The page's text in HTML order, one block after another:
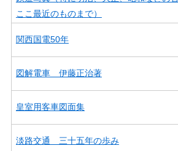
ここ最近のものまで）
関西国電50年
図解電車 伊藤正治著
皇室用客車図面集
淡路交通 三十五年の歩み